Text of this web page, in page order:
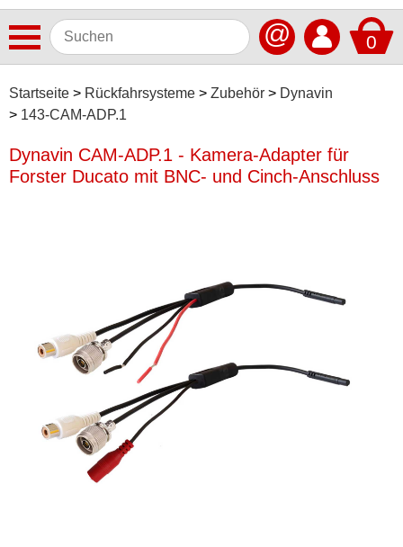
0
@
Startseite Rückfahrsysteme Zubehör
Dynavin
143-CAM-ADP.1
Autoradios
Dashcams
Navigationssoftware
Navigationssysteme
Rückfahrsysteme
Einparksensoren
Einspeisung Nachrüstkamera
Dynavin CAM-ADP.1 - Kamera-Adapter für
Forster Ducato mit BNC- und Cinch-Anschluss